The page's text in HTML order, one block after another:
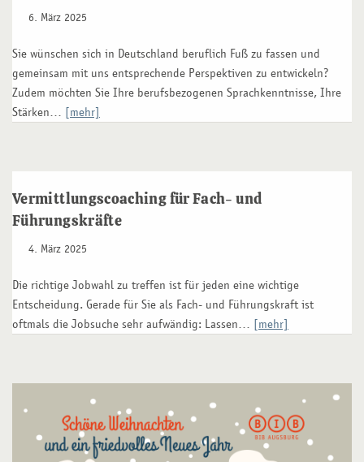
6. März 2025
Sie wünschen sich in Deutschland beruflich Fuß zu fassen und
gemeinsam mit uns entsprechende Perspektiven zu entwickeln?
Zudem möchten Sie Ihre berufsbezogenen Sprachkenntnisse, Ihre
Stärken… [mehr]
Vermittlungscoaching für Fach- und
Führungskräfte
4. März 2025
Die richtige Jobwahl zu treffen ist für jeden eine wichtige
Entscheidung. Gerade für Sie als Fach- und Führungskraft ist
oftmals die Jobsuche sehr aufwändig: Lassen… [mehr]